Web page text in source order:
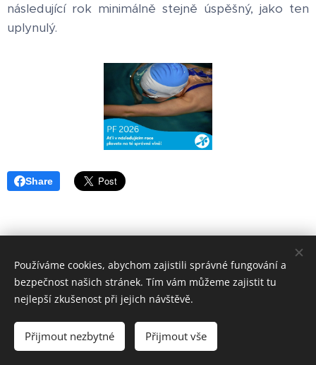
následující rok minimálně stejně úspěšný, jako ten
uplynulý.
Share
Vytvořeno službou Webnode
Používáme cookies, abychom zajistili správné fungování a
bezpečnost našich stránek. Tím vám můžeme zajistit tu
nejlepší zkušenost při jejich návštěvě.
Přijmout nezbytné Přijmout vše